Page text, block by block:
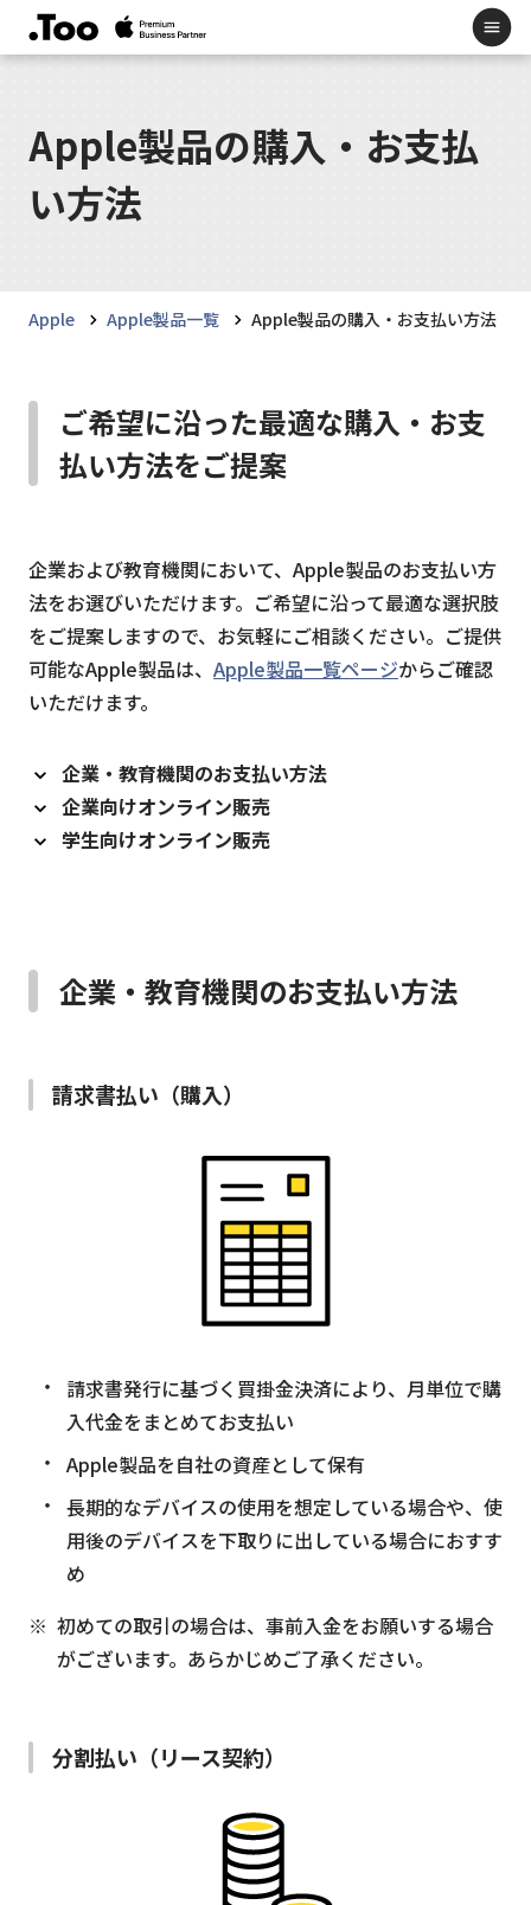
Apple製品の購入・お支払
い方法
Apple Apple製品一覧 Apple製品の購入・お支払い方法
ご希望に沿った最適な購入・お支
払い方法をご提案
企業および教育機関において、Apple製品のお支払い方
法をお選びいただけます。ご希望に沿って最適な選択肢
をご提案しますので、お気軽にご相談ください。ご提供
可能なApple製品は、 Apple製品一覧ページからご確認
いただけます。
企業・教育機関のお支払い方法
企業向けオンライン販売
学生向けオンライン販売
企業・教育機関のお支払い方法
請求書払い（購入）
請求書発行に基づく買掛金決済により、月単位で購
入代金をまとめてお支払い
Apple製品を自社の資産として保有
長期的なデバイスの使用を想定している場合や、使
用後のデバイスを下取りに出している場合におすす
め
初めての取引の場合は、事前入金をお願いする場合
がございます。あらかじめご了承ください。
分割払い（リース契約）